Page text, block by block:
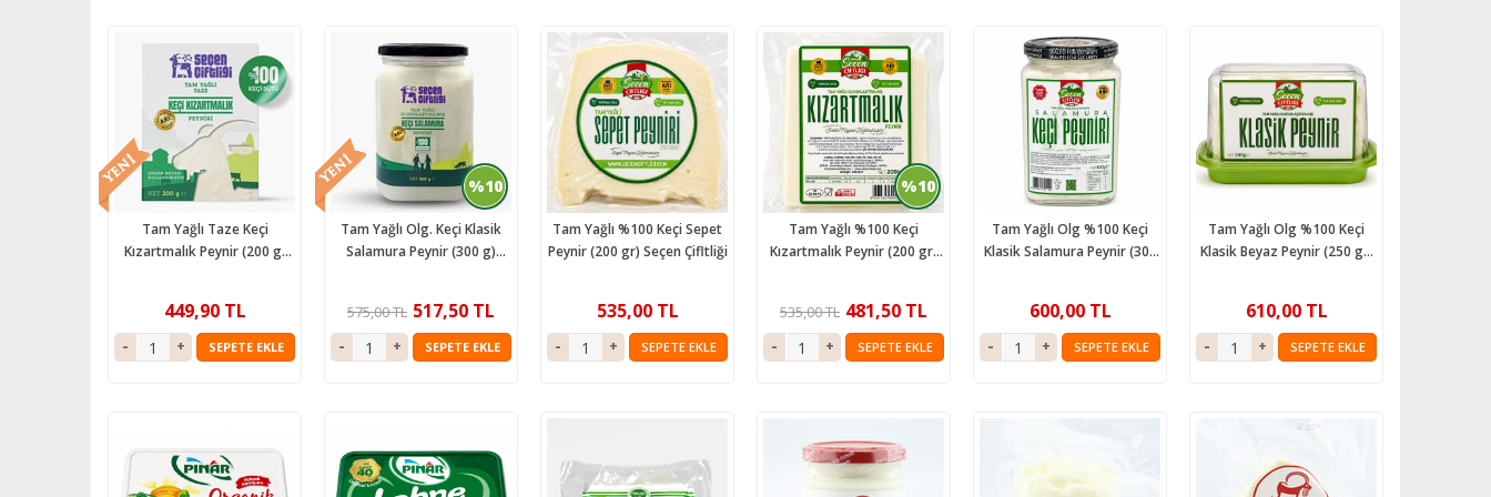
Tam Yağlı Taze Keçi
Kızartmalık Peynir (200 g)
449,90 TL
SEPETE EKLE
%10
Tam Yağlı Olg. Keçi Klasik
Salamura Peynir (300 g)
517,50 TL
575,00 TL
SEPETE EKLE
Tam Yağlı %100 Keçi Sepet
Peynir (200 gr) Seçen Çifltliği
535,00 TL
SEPETE EKLE
%10
Tam Yağlı %100 Keçi
Kızartmalık Peynir (200 gr)
481,50 TL
535,00 TL
SEPETE EKLE
Tam Yağlı Olg %100 Keçi
Klasik Salamura Peynir (300
600,00 TL
SEPETE EKLE
Tam Yağlı Olg %100 Keçi
Klasik Beyaz Peynir (250 gr)
610,00 TL
SEPETE EKLE